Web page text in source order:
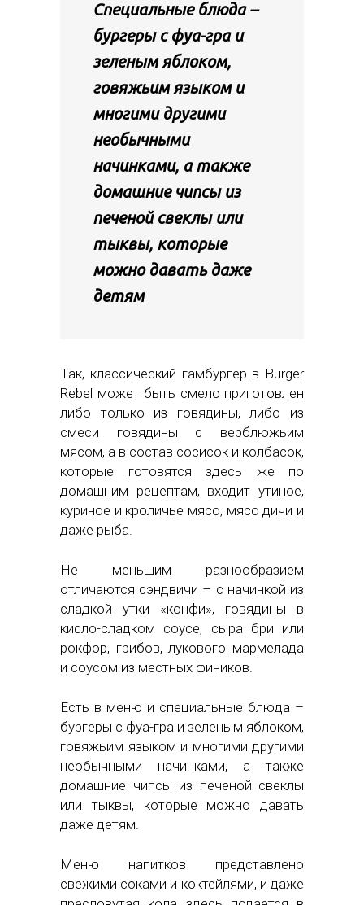
Специальные блюда –
бургеры с фуа-гра и
зеленым яблоком,
говяжьим языком и
многими другими
необычными
начинками, а также
домашние чипсы из
печеной свеклы или
тыквы, которые
можно давать даже
детям
Так, классический гамбургер в Burger
Rebel может быть смело приготовлен
либо только из говядины, либо из
смеси говядины с верблюжьим
мясом, а в состав сосисок и колбасок,
которые готовятся здесь же по
домашним рецептам, входит утиное,
куриное и кроличье мясо, мясо дичи и
даже рыба.
Не меньшим разнообразием
отличаются сэндвичи – с начинкой из
сладкой утки «конфи», говядины в
кисло-сладком соусе, сыра бри или
рокфор, грибов, лукового мармелада
и соусом из местных фиников.
Есть в меню и специальные блюда –
бургеры с фуа-гра и зеленым яблоком,
говяжьим языком и многими другими
необычными начинками, а также
домашние чипсы из печеной свеклы
или тыквы, которые можно давать
даже детям.
Меню напитков представлено
свежими соками и коктейлями, и даже